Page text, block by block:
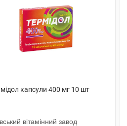
капсули 400 мг 10 шт
вітамінний завод